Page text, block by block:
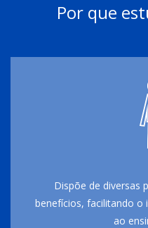
Por que
Dispõe de diversas
benefícios, facilitando o
ao